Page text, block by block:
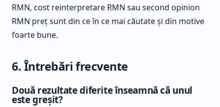
RMN, cost reinterpretare RMN sau second opinion
RMN preț sunt din ce în ce mai căutate și din motive
foarte bune.
6. Întrebări frecvente
Două rezultate diferite înseamnă că unul
este greșit?